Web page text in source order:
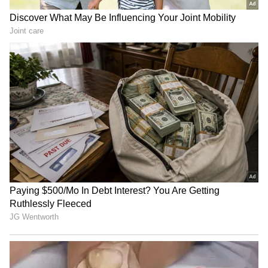
మీకు తెలుసా? స్వచ్ఛమైన గోధుమ పిండి కంటే పొట్టే చాలా
తక్కువ ధర ఉంటుంది. అందుకే వ్యాపారులు గోధుమ
పిండిలో దీనిని కలుపుతారు. ఈ పొట్టు వల్ల పిండి బరువు
పెరుగుతుంది. అలాగే వారి ఖర్చు కూడా తగ్గుతుంది. అయితే
కల్తీ పిండి కూడా స్వచ్ఛమైన పిండి లాగే కనిపిస్తుంది.
అందుకే దీనిని గుర్తించడం చాలా కష్టం. కానీ ఈ పద్దతిలో
సరఫరాదారులు తక్కువ ఖర్చుతో ఎక్కువ లాభం
పొందుతారు.